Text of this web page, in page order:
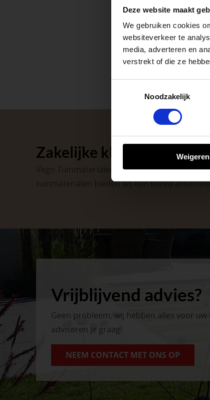
Deze website maakt
We gebruiken cookies
websiteverkeer te
media, adverteren en
verstrekt of die ze
Noodzakelijk
Weigeren
Zakelijke klant worden
Vego Tuinmaterialen is de meest geschikte
tuinmaterialen bieden wij een breed
Vrijblijvend advies?
Geen probleem, wij hebben alles voor
adviseren je graag!
NEEM CONTACT MET ONS OP
op zaterdag.
Afsluiting
Met vier
tuinproject.
BEKIJK